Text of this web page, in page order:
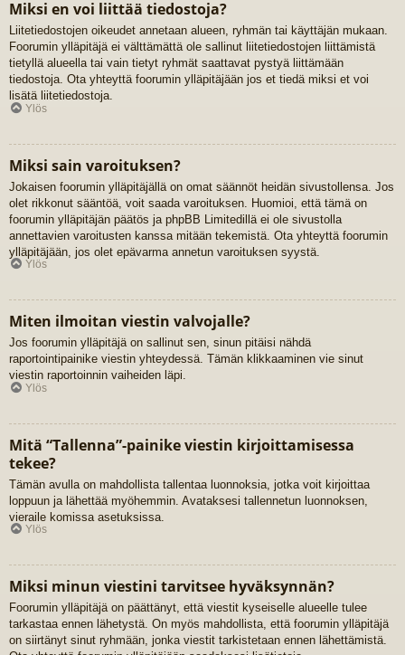
Miksi en voi liittää tiedostoja?
Liitetiedostojen oikeudet annetaan alueen, ryhmän tai käyttäjän mukaan.
Foorumin ylläpitäjä ei välttämättä ole sallinut liitetiedostojen liittämistä
tietyllä alueella tai vain tietyt ryhmät saattavat pystyä liittämään
tiedostoja. Ota yhteyttä foorumin ylläpitäjään jos et tiedä miksi et voi
lisätä liitetiedostoja.
Ylös
Miksi sain varoituksen?
Jokaisen foorumin ylläpitäjällä on omat säännöt heidän sivustollensa. Jos
olet rikkonut sääntöä, voit saada varoituksen. Huomioi, että tämä on
foorumin ylläpitäjän päätös ja phpBB Limitedillä ei ole sivustolla
annettavien varoitusten kanssa mitään tekemistä. Ota yhteyttä foorumin
ylläpitäjään, jos olet epävarma annetun varoituksen syystä.
Ylös
Miten ilmoitan viestin valvojalle?
Jos foorumin ylläpitäjä on sallinut sen, sinun pitäisi nähdä
raportointipainike viestin yhteydessä. Tämän klikkaaminen vie sinut
viestin raportoinnin vaiheiden läpi.
Ylös
Mitä “Tallenna”-painike viestin kirjoittamisessa
tekee?
Tämän avulla on mahdollista tallentaa luonnoksia, jotka voit kirjoittaa
loppuun ja lähettää myöhemmin. Avataksesi tallennetun luonnoksen,
vieraile komissa asetuksissa.
Ylös
Miksi minun viestini tarvitsee hyväksynnän?
Foorumin ylläpitäjä on päättänyt, että viestit kyseiselle alueelle tulee
tarkastaa ennen lähetystä. On myös mahdollista, että foorumin ylläpitäjä
on siirtänyt sinut ryhmään, jonka viestit tarkistetaan ennen lähettämistä.